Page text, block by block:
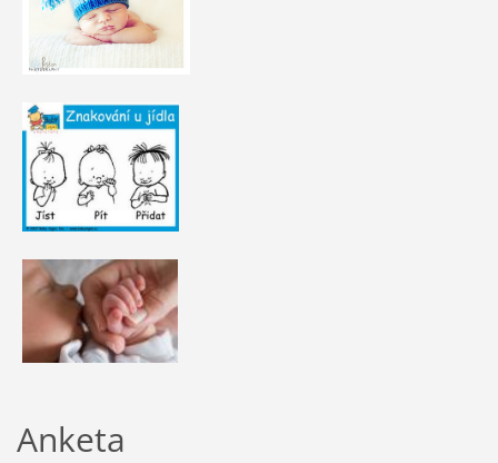
Anketa